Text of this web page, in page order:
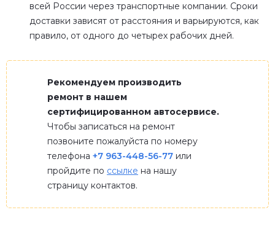
всей России через транспортные компании. Сроки
доставки зависят от расстояния и варьируются, как
правило, от одного до четырех рабочих дней.
Рекомендуем производить
ремонт в нашем
сертифицированном автосервисе.
Чтобы записаться на ремонт
позвоните пожалуйста по номеру
телефона +7 963-448-56-77 или
пройдите по ссылке на нашу
страницу контактов.